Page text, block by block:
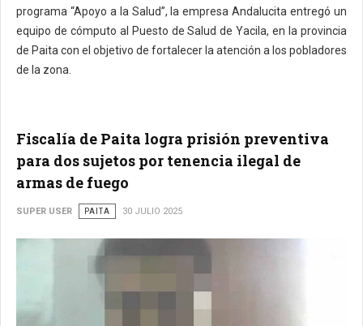
programa “Apoyo a la Salud”, la empresa Andalucita entregó un
equipo de cómputo al Puesto de Salud de Yacila, en la provincia
de Paita con el objetivo de fortalecer la atención a los pobladores
de la zona.
Fiscalía de Paita logra prisión preventiva
para dos sujetos por tenencia ilegal de
armas de fuego
SUPER USER PAITA 30 JULIO 2025